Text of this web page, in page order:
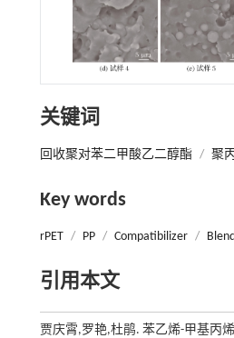
关键词
回收聚对苯二甲酸乙二醇酯 / 聚
Key words
rPET / PP / Compatibilizer /
引用本文
贾庆霄,罗艳,杜鹃. 苯乙烯-甲基丙